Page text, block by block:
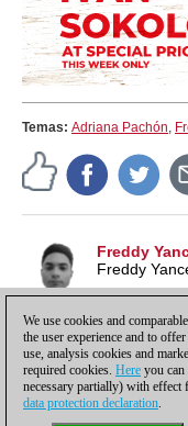
Temas: Adriana Pachón,
Freddy
Freddy
We use cookies and
the user experience and to
use, analysis cookies and
required cookies. Here you can
necessary partially) with
data protection declaration.